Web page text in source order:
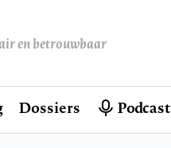
en betrouwbaar
Dossiers Podcast